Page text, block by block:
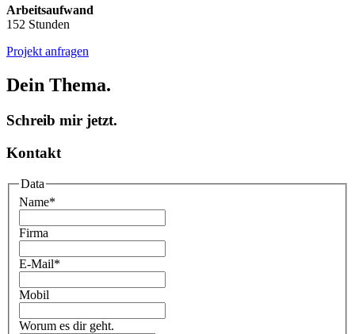
Arbeitsaufwand
152 Stunden
Projekt anfragen
Dein Thema.
Schreib mir jetzt.
Kontakt
Data
Name*
Firma
E-Mail*
Mobil
Worum es dir geht.